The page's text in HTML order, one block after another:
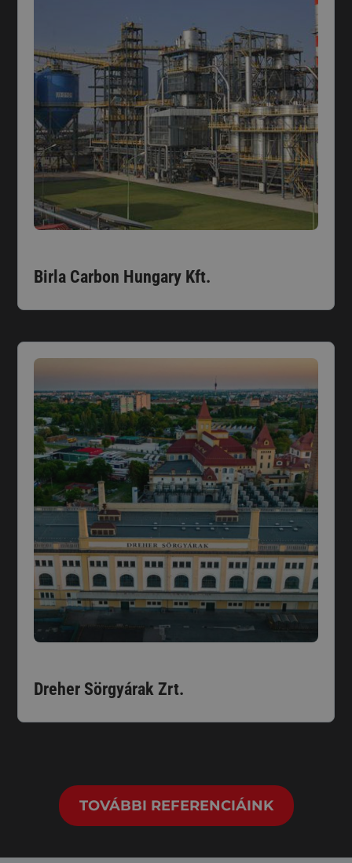
Birla Carbon Hungary Kft.
Dreher Sörgyárak Zrt.
TOVÁBBI REFERENCIÁINK